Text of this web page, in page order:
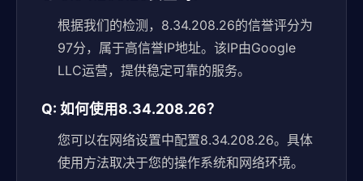
根据我们的检测，8.34.208.26的信誉评分为
97分，属于高信誉IP地址。该IP由Google
LLC运营，提供稳定可靠的服务。
Q: 如何使用8.34.208.26？
您可以在网络设置中配置8.34.208.26。具体
使用方法取决于您的操作系统和网络环境。